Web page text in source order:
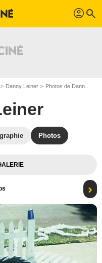
profil search
Danny Leiner Photos de Danny Leiner
Photos